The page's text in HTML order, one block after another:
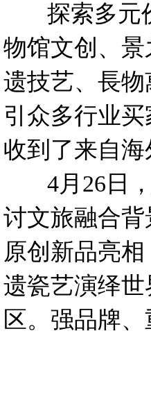
探索多元价
物馆文创、
遗技艺、長
引众多行业
收到了来自
4月26日，
讨文旅融合
原创新品亮
遗瓷艺演绎
区。强品牌